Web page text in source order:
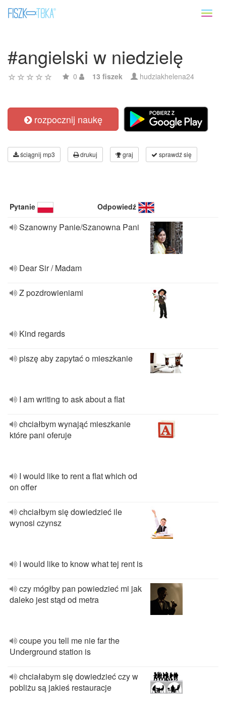
#angielski w niedzielę
0 13 fiszek hudziakhelena24
rozpocznij naukę
ściągnij mp3 drukuj graj sprawdź się
Pytanie Odpowiedź
Szanowny Panie/Szanowna Pani
Dear Sir / Madam
Z pozdrowieniami
Kind regards
piszę aby zapytać o mieszkanie
I am writing to ask about a flat
chciałbym wynająć mieszkanie
które pani oferuje
I would like to rent a flat which od
on offer
chciałbym się dowiedzieć ile
wynosi czynsz
I would like to know what tej rent is
czy mógłby pan powiedzieć mi jak
daleko jest stąd od metra
coupe you tell me nie far the
Underground station is
chciałabym się dowiedzieć czy w
pobliżu są jakieś restauracje